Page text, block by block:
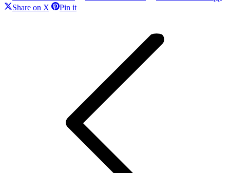
on
Facebook
Share on X SharePin itShare